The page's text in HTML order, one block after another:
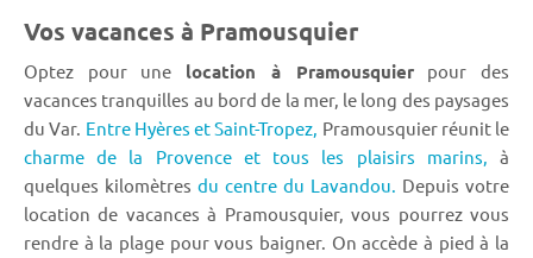
Vos vacances à Pramousquier
Optez pour une location à Pramousquierpour des
vacances tranquilles au bord de la mer, le long des paysages
du Var. Entre Hyères et Saint-Tropez, Pramousquier réunit le
charme de la Provence et tous les plaisirs marins, à
quelques kilomètres du centre du Lavandou. Depuis votre
location de vacances à Pramousquier, vous pourrez vous
rendre à la plage pour vous baigner. On accède à pied à la